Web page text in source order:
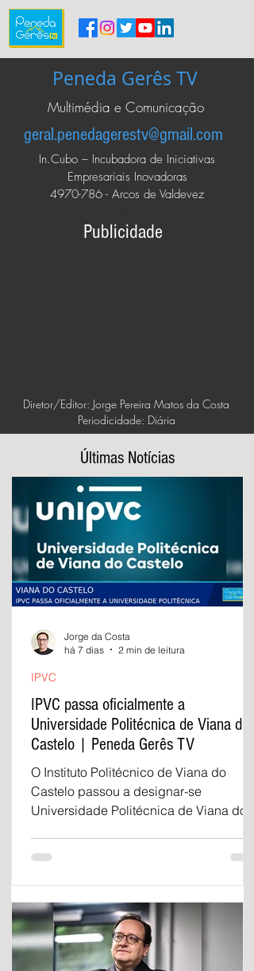
Peneda Gerês TV
Multimédia e Comunicação
geral.penedagerestv@gmail.com
In.Cubo – Incubadora de Iniciativas
Empresariais Inovadoras
4970-786 - Arcos de Valdevez
Publicidade
Diretor/Editor: Jorge Pereira Matos da Costa
Periodicidade: Diária
Últimas Notícias
IPVC passa oficialmente a
Universidade Politécnica de Viana do
Castelo | Peneda Gerês TV
O Instituto Politécnico de Viana do
Castelo passou a designar-se
Universidade Politécnica de Viana do
IPVC
Jorge da Costa
há 7 dias
2 min de leitura